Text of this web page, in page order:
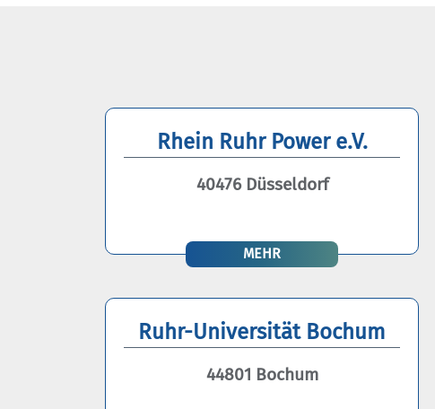
Rhein Ruhr Power e.V.
40476 Düsseldorf
MEHR
Ruhr-Universität Bochum
44801 Bochum